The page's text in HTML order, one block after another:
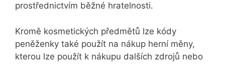
prostřednictvím běžné hratelnosti.
Kromě kosmetických předmětů lze kódy
peněženky také použít na nákup herní měny,
kterou lze použít k nákupu dalších zdrojů nebo